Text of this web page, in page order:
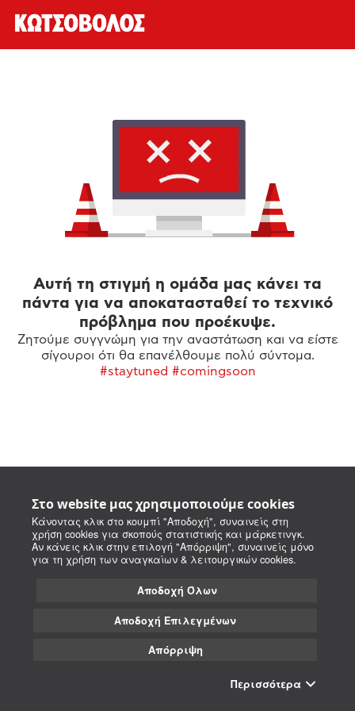
Στο website μας χρησιμοποιούμε cookies
Κάνοντας κλικ στο κουμπί "Αποδοχή", συναινείς στη
χρήση cookies για σκοπούς στατιστικής και μάρκετινγκ.
Αν κάνεις κλικ στην επιλογή "Απόρριψη", συναινείς μόνο
για τη χρήση των αναγκαίων & λειτουργικών cookies.
Αποδοχή Όλων
Αποδοχή Επιλεγμένων
Απόρριψη
Περισσότερα
Αυτή τη στιγμή η ομάδα μας κάνει τα
πάντα για να αποκατασταθεί το τεχνικό
πρόβλημα που προέκυψε.
Ζητούμε συγγνώμη για την αναστάτωση και να είστε
σίγουροι ότι θα επανέλθουμε πολύ σύντομα.
#staytuned #comingsoon